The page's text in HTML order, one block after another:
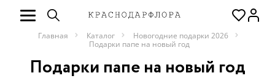
Главная Каталог
Новогодние подарки 2026
Подарки папе на новый год
Подарки папе на новый год